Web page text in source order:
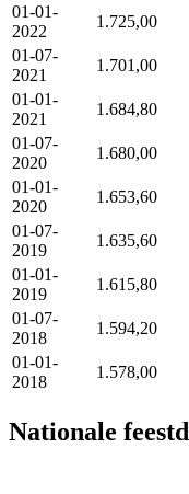
01-01-
2022
1.725,00
01-07-
2021
1.701,00
01-01-
2021
1.684,80
01-07-
2020
1.680,00
01-01-
2020
1.653,60
01-07-
2019
1.635,60
01-01-
2019
1.615,80
01-07-
2018
1.594,20
01-01-
2018
1.578,00
Nationale